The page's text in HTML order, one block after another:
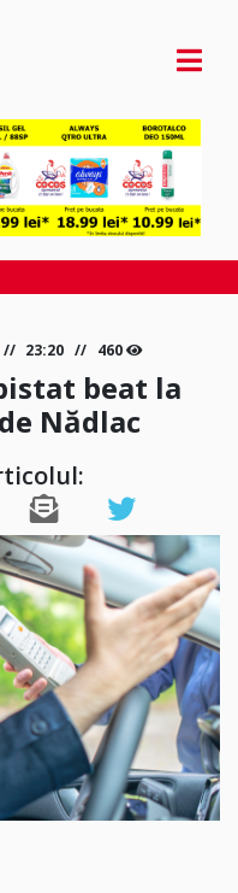
23:20 460
beat la
Nădlac